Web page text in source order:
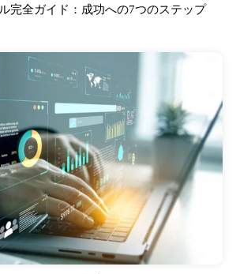
完全ガイド：成功への7つのステップ